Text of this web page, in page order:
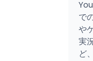
で
や
実
ど